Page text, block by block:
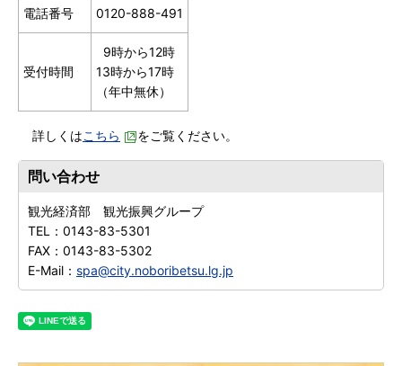
電話番号 0120-888-491
受付時間
9時から12時
13時から17時
（年中無休）
詳しくはこちら をご覧ください。
問い合わせ
観光経済部 観光振興グループ
TEL： 0143-83-5301
FAX： 0143-83-5302
E-Mail： spa@city.noboribetsu.lg.jp